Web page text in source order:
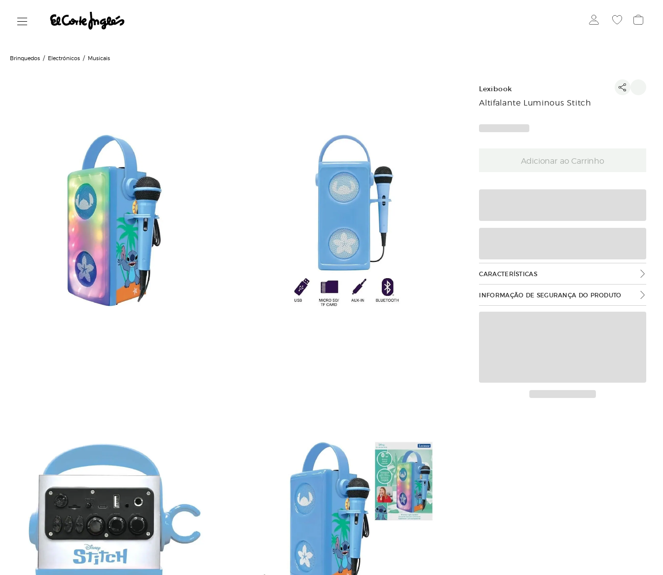
Brinquedos Electrónicos Musicais
Lexibook
Altifalante Luminous Stitch
Adicionar ao Carrinho
CARACTERÍSTICAS
INFORMAÇÃO DE SEGURANÇA DO PRODUTO